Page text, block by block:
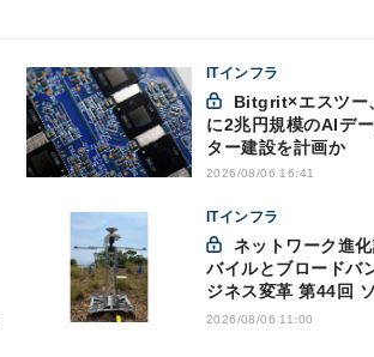
ITインフラ
に2兆円規模のAIデ
ター建設を計画か
2026/08/06 16:41
ITインフラ
バイルとブロードバ
ジネス変革 第44回
ンクが「HAPS」の
2026/08/06 11:00